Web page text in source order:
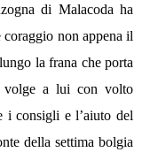
di Malacoda ha
non appena il
la frana che porta
volge a lui con volto
i consigli e l’aiuto del
della settima bolgia